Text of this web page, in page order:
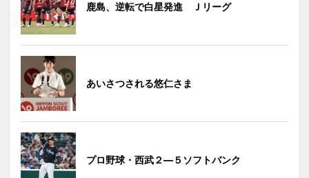
鹿島、逆転で白星発進 Ｊリーグ
あいさつされる悠仁さま
プロ野球・西武２―５ソフトバンク